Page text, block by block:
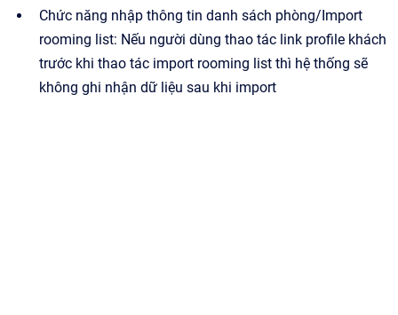
Chức năng nhập thông tin danh sách phòng/Import
rooming list: Nếu người dùng thao tác link profile khách
trước khi thao tác import rooming list thì hệ thống sẽ
không ghi nhận dữ liệu sau khi import